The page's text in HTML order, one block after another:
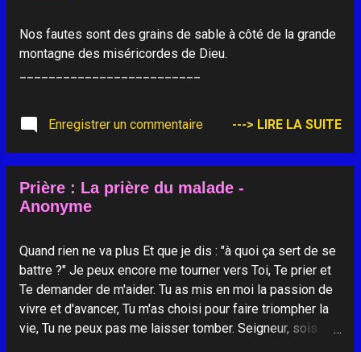
Nos fautes sont des grains de sable à côté de la grande
montagne des miséricordes de Dieu.
Enregistrer un commentaire ---> LIRE LA SUITE
Prière : La prière du malade -
Anonyme
Quand rien ne va plus Et que je dis : "à quoi ça sert de se
battre ?" Je peux encore me tourner vers Toi, Te prier et
Te demander de m'aider. Tu as mis en moi la passion de
vivre et d'avancer, Tu m'as choisi pour faire triompher la
vie, Tu ne peux pas me laisser tomber. Seigneur, sois